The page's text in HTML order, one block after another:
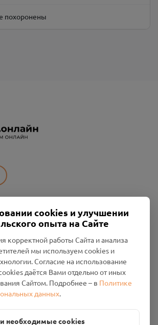
похоронены
соглашение
ответственностью «Смоленский
216790, Смоленская область, р-н
cookies и улучшении
опыта на Сайте
корректной работы Сайта и анализа
мы используем cookies и
Согласие на использование
даётся Вами отдельно от иных
Сайтом. Подробнее – в Политике
данных.
необходимые cookies